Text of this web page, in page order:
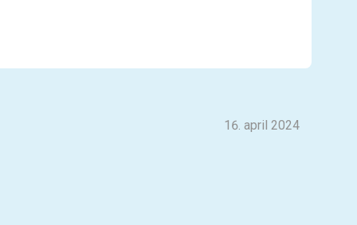
16. april 2024